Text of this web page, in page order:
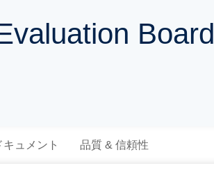
Board
キュメント 品質 & 信頼性